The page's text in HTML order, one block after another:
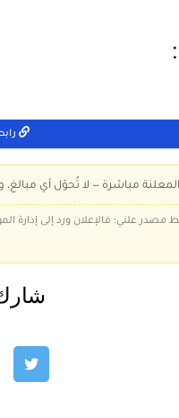
مباشرة — لا تُحوّل أي
مصدر علني؛ فالإعلان ورد إلى